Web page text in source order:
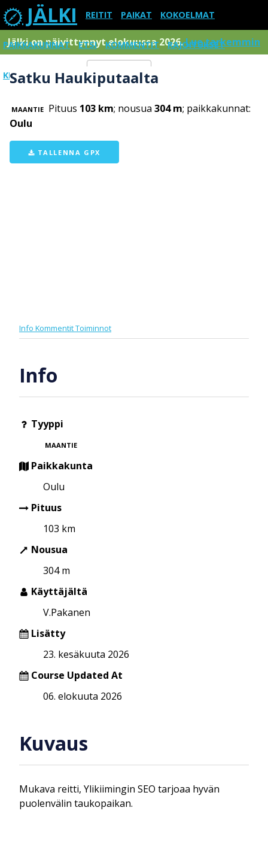
JÄLKI REITIT PAIKAT KOKOELMAT
PAIKKAKUNNAT ETSI KOMMENTIT RAJOITUKSET
KIRJAUDU SISÄÄN Menu
Jälki on päivittynnyt elokuussa 2026.Lue tarkemmin
Satku Haukiputaalta
MAANTIE Pituus 103 km; nousua 304 m; paikkakunnat:
Oulu
TALLENNA GPX
Info KommentitToiminnot
Info
Tyyppi
MAANTIE
Paikkakunta
Oulu
Pituus
103 km
Nousua
304 m
Käyttäjältä
V.Pakanen
Lisätty
23. kesäkuuta 2026
Course Updated At
06. elokuuta 2026
Kuvaus
Mukava reitti, Ylikiimingin SEO tarjoaa hyvän
puolenvälin taukopaikan.